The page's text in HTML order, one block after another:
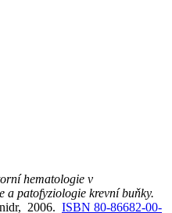
hematologie v
patofyziologie krevní buňky.
2006. ISBN 80-86682-00-